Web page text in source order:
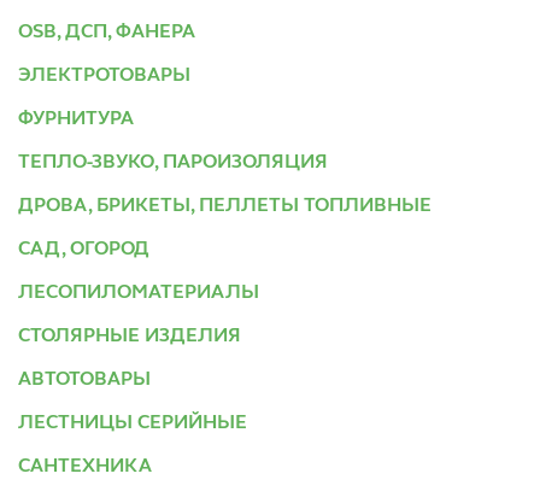
OSB, ДСП, ФАНЕРА
ЭЛЕКТРОТОВАРЫ
ФУРНИТУРА
ТЕПЛО-ЗВУКО, ПАРОИЗОЛЯЦИЯ
ДРОВА, БРИКЕТЫ, ПЕЛЛЕТЫ ТОПЛИВНЫЕ
САД, ОГОРОД
ЛЕСОПИЛОМАТЕРИАЛЫ
СТОЛЯРНЫЕ ИЗДЕЛИЯ
АВТОТОВАРЫ
ЛЕСТНИЦЫ СЕРИЙНЫЕ
САНТЕХНИКА